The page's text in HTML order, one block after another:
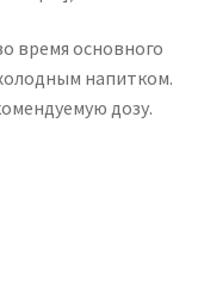
время основного
напитком.
дозу.